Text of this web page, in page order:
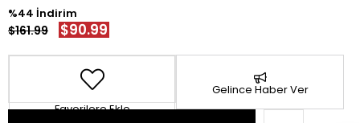
44
$161.99 $90.99
Favorilere Ekle
Gelince Haber Ver